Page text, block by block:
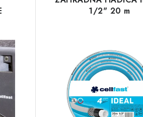
1/2" 20 m